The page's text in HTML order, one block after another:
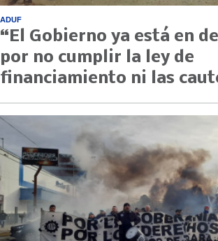
ADUF
“El Gobierno ya está en
por no cumplir la ley de
financiamiento ni las